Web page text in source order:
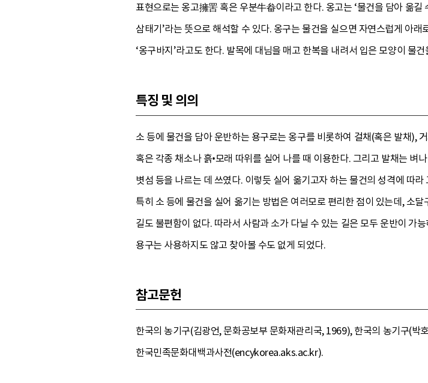
표현으로는 옹고擁罟 혹은 우분牛畚이라고 한다. 옹고는 ‘물건을 담아 옮
삼태기’라는 뜻으로 해석할 수 있다. 옹구는 물건을 실으면 자연스럽게 아
‘옹구바지’라고도 한다. 발목에 대님을 매고 한복을 내려서 입은 모양이 물
특징 및 의의
소 등에 물건을 담아 운반하는 용구로는 옹구를 비롯하여 걸채(혹은 발채),
혹은 각종 채소나 흙•모래 따위를 실어 나를 때 이용한다. 그리고 발채는
볏섬 등을 나르는 데 쓰였다. 이렇듯 실어 옮기고자 하는 물건의 성격에 따
특히 소 등에 물건을 실어 옮기는 방법은 여러모로 편리한 점이 있는데, 소
길도 불편함이 없다. 따라서 사람과 소가 다닐 수 있는 길은 모두 운반이 가
용구는 사용하지도 않고 찾아볼 수도 없게 되었다.
참고문헌
한국의 농기구(김광언, 문화공보부 문화재관리국, 1969), 한국의 농기구(
한국민족문화대백과사전(encykorea.aks.ac.kr).